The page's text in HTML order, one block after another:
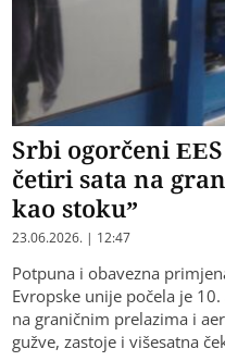
Srbi ogorčeni
četiri sata na
kao stoku”
23.06.2026. | 12:47
Potpuna i obavezna
Evropske unije počela je
na graničnim prelazima i
gužve, zastoje i višesatna